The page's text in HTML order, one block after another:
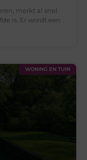
merkt al snel
is. Er wordt een
WONING EN TUIN